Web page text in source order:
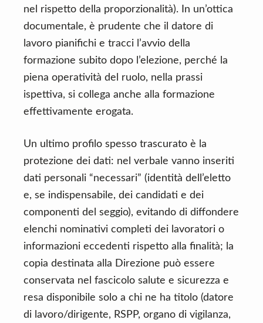
nel rispetto della proporzionalità). In un’ottica
documentale, è prudente che il datore di
lavoro pianifichi e tracci l’avvio della
formazione subito dopo l’elezione, perché la
piena operatività del ruolo, nella prassi
ispettiva, si collega anche alla formazione
effettivamente erogata.
Un ultimo profilo spesso trascurato è la
protezione dei dati: nel verbale vanno inseriti
dati personali “necessari” (identità dell’eletto
e, se indispensabile, dei candidati e dei
componenti del seggio), evitando di diffondere
elenchi nominativi completi dei lavoratori o
informazioni eccedenti rispetto alla finalità; la
copia destinata alla Direzione può essere
conservata nel fascicolo salute e sicurezza e
resa disponibile solo a chi ne ha titolo (datore
di lavoro/dirigente, RSPP, organo di vigilanza,